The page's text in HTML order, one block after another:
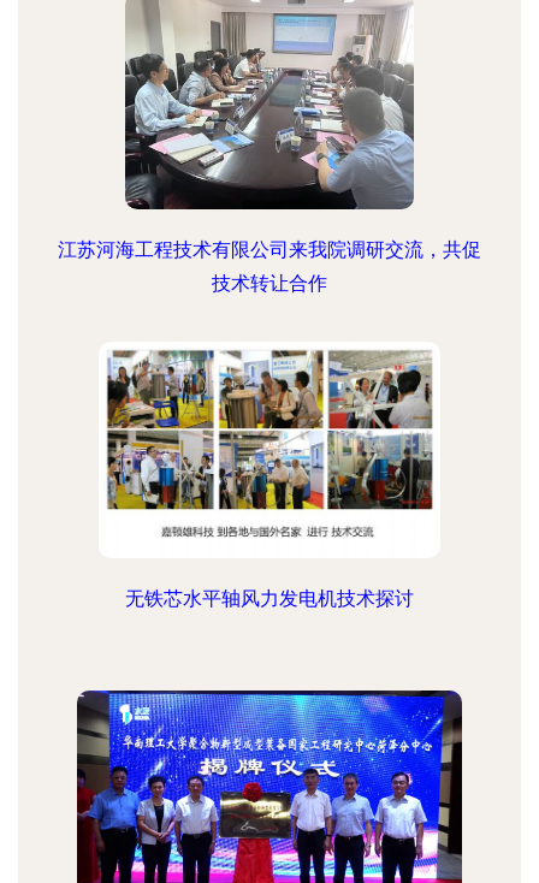
江苏河海工程技术有限公司来我院调研交流，共促
技术转让合作
无铁芯水平轴风力发电机技术探讨